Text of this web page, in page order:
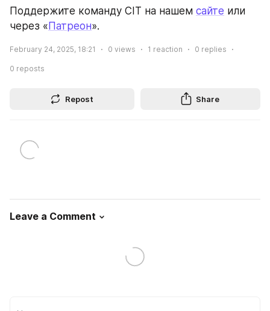
Поддержите команду CIT на нашем сайте или
через « Патреон».
February 24, 2025, 18:21 0 views 1 reaction 0 replies
0 reposts
Repost Share
Leave a Comment